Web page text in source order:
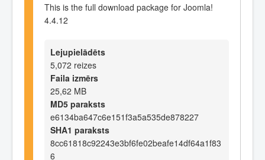
This is the full download package for Joomla!
4.4.12
Lejupielādēts
5,072 reizes
Faila izmērs
25,62 MB
MD5 paraksts
e6134ba647c6e151f3a5a535de878227
SHA1 paraksts
8cc61818c92243e3bf6fe02beafe14df64a1f83
6